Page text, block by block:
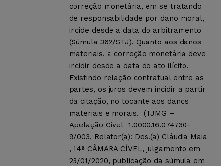
correção monetária, em se tratando
de responsabilidade por dano moral,
incide desde a data do arbitramento
(Súmula 362/STJ). Quanto aos danos
materiais, a correção monetária deve
incidir desde a data do ato ilícito.
Existindo relação contratual entre as
partes, os juros devem incidir a partir
da citação, no tocante aos danos
materiais e morais. (TJMG –
Apelação Cível 1.0000.16.074730-
9/003, Relator(a): Des.(a) Cláudia Maia
, 14ª CÂMARA CÍVEL, julgamento em
23/01/2020, publicação da súmula em